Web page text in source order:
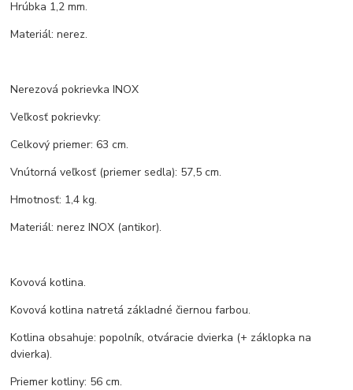
Hrúbka 1,2 mm.
Materiál: nerez.
Nerezová pokrievka INOX
Veľkosť pokrievky:
Celkový priemer: 63 cm.
Vnútorná veľkosť (priemer sedla): 57,5 cm.
Hmotnosť: 1,4 kg.
Materiál: nerez INOX (antikor).
Kovová kotlina.
Kovová kotlina natretá základné čiernou farbou.
Kotlina obsahuje: popolník, otváracie dvierka (+ záklopka na
dvierka).
Priemer kotliny: 56 cm.